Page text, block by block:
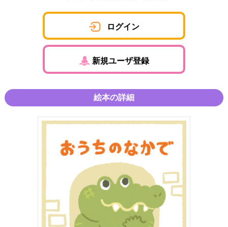
ログイン
新規ユーザ登録
絵本の詳細